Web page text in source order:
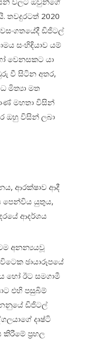
තවදුරටත් 2020
ඩිජිටල්
සංහිඳියාව යම්
වෙනසකට යා
වී සිටින අතර,
මිත්‍යා මත
මහතා විසින්
ඔහු විසින් ලබා
ආරක්ෂාව ආදී
පෙන්විය යුතුය,
ආදර්ශය
අනන්‍යයවූ
ඡායාරූපයේ
හෝ ඊට සමගාමී
එහි පසුබිම්
ඩිජිටල්
දෘෂ්ටි
ප්‍රභල